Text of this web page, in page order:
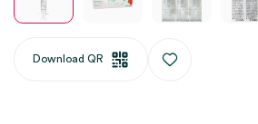
Download QR